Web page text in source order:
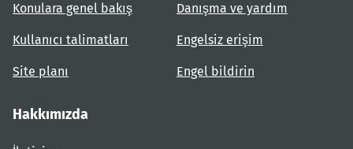
Konulara genel bakış
Kullanıcı talimatları
Site planı
Danışma ve yardım
Engelsiz erişim
Engel bildirin
Hakkımızda